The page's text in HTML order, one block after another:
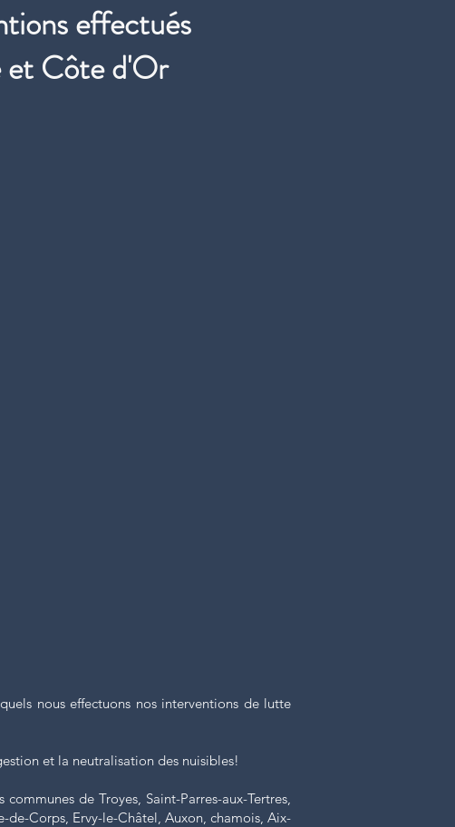
effectués
et Côte d'Or
nous effectuons nos interventions de lutte
et la neutralisation des nuisibles!
de Troyes, Saint-Parres-aux-Tertres,
de-Corps, Ervy-le-Châtel, Auxon, chamois, Aix-